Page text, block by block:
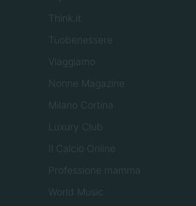
Think.it
Tuobenessere
Viaggiamo
Nonne Magazine
Milano Cortina
Luxury Club
Il Calcio Online
Professione mamma
World Music